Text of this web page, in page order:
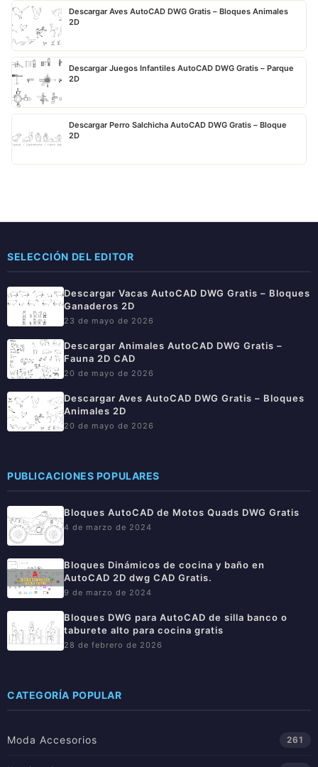
Descargar Aves AutoCAD DWG Gratis – Bloques Animales
2D
Descargar Juegos Infantiles AutoCAD DWG Gratis – Parque
2D
Descargar Perro Salchicha AutoCAD DWG Gratis – Bloque
2D
SELECCIÓN DEL EDITOR
Descargar Vacas AutoCAD DWG Gratis – Bloques
Ganaderos 2D
23 de mayo de 2026
Descargar Animales AutoCAD DWG Gratis –
Fauna 2D CAD
20 de mayo de 2026
Descargar Aves AutoCAD DWG Gratis – Bloques
Animales 2D
20 de mayo de 2026
PUBLICACIONES POPULARES
Bloques AutoCAD de Motos Quads DWG Gratis
4 de marzo de 2024
Bloques Dinámicos de cocina y baño en
AutoCAD 2D dwg CAD Gratis.
9 de marzo de 2024
Bloques DWG para AutoCAD de silla banco o
taburete alto para cocina gratis
28 de febrero de 2026
CATEGORÍA POPULAR
Moda Accesorios 261